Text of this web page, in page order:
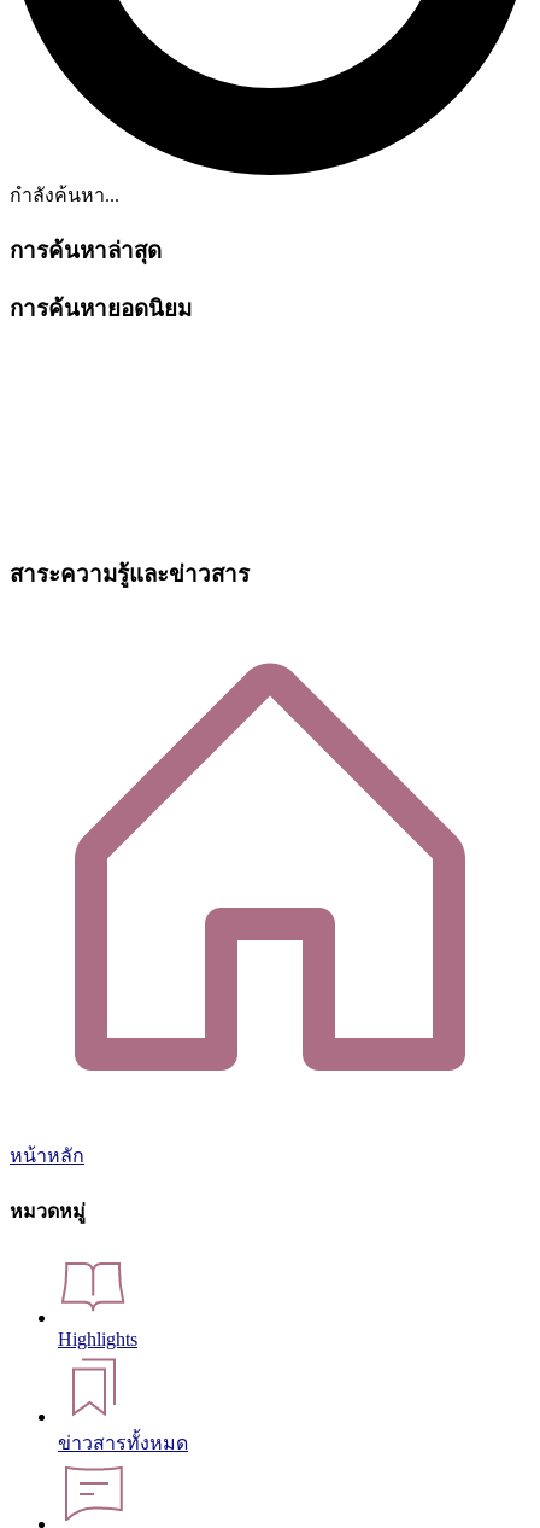
กำลังค้นหา...
การค้นหาล่าสุด
การค้นหายอดนิยม
สาระความรู้และข่าวสาร
หน้าหลัก
หมวดหมู่
Highlights
ข่าวสารทั้งหมด